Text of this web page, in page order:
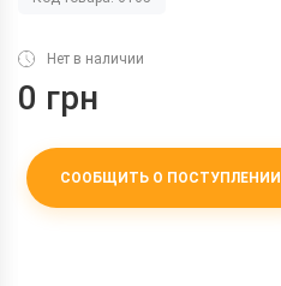
Нет в наличии
0 грн
СООБЩИТЬ О ПОСТУПЛЕНИИ